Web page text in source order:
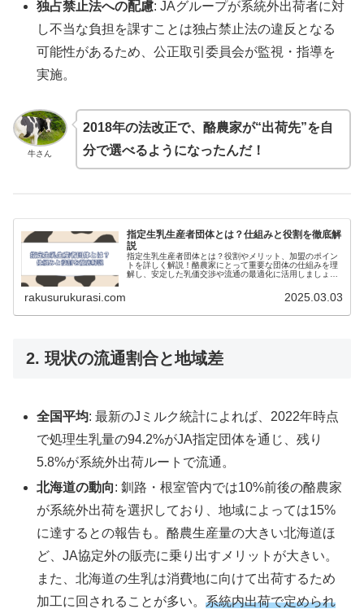
独占禁止法への配慮: JAグループが系統外出荷者に対
し不当な負担を課すことは独占禁止法の違反となる
可能性があるため、公正取引委員会が監視・指導を
実施。
牛さん
2018年の法改正で、酪農家が“出荷先”を自
分で選べるようになったんだ！
指定生乳生産者団体とは？仕組みと役割を徹底解
説
指定生乳生産者団体とは？役割やメリット、加盟のポイン
トを詳しく解説！酪農家にとって重要な団体の仕組みを理
解し、安定した乳価交渉や流通の最適化に活用しましょ
rakusurukurasi.com 2025.03.03
2. 現状の流通割合と地域差
全国平均: 最新のJミルク統計によれば、2022年時点
で処理生乳量の94.2%がJA指定団体を通じ、残り
5.8%が系統外出荷ルートで流通。
北海道の動向: 釧路・根室管内では10%前後の酪農家
が系統外出荷を選択しており、地域によっては15%
に達するとの報告も。酪農生産量の大きい北海道ほ
ど、JA協定外の販売に乗り出すメリットが大きい。
また、北海道の生乳は消費地に向けて出荷するため
加工に回されることが多い。系統内出荷で定められ